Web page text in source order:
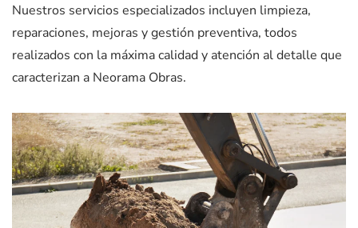
Nuestros servicios especializados incluyen limpieza,
reparaciones, mejoras y gestión preventiva, todos
realizados con la máxima calidad y atención al detalle que
caracterizan a Neorama Obras.